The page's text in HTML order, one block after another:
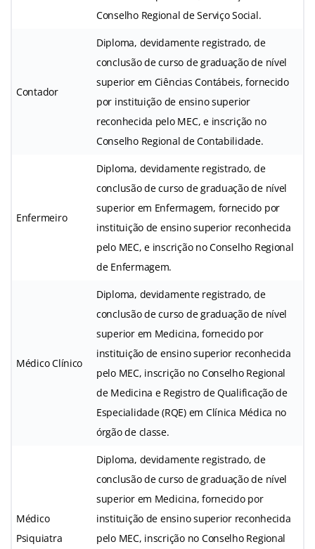
Conselho Regional de Serviço Social.
Contador
Diploma, devidamente registrado, de
conclusão de curso de graduação de nível
superior em Ciências Contábeis, fornecido
por instituição de ensino superior
reconhecida pelo MEC, e inscrição no
Conselho Regional de Contabilidade.
Enfermeiro
Diploma, devidamente registrado, de
conclusão de curso de graduação de nível
superior em Enfermagem, fornecido por
instituição de ensino superior reconhecida
pelo MEC, e inscrição no Conselho Regional
de Enfermagem.
Médico Clínico
Diploma, devidamente registrado, de
conclusão de curso de graduação de nível
superior em Medicina, fornecido por
instituição de ensino superior reconhecida
pelo MEC, inscrição no Conselho Regional
de Medicina e Registro de Qualificação de
Especialidade (RQE) em Clínica Médica no
órgão de classe.
Médico
Psiquiatra
Diploma, devidamente registrado, de
conclusão de curso de graduação de nível
superior em Medicina, fornecido por
instituição de ensino superior reconhecida
pelo MEC, inscrição no Conselho Regional